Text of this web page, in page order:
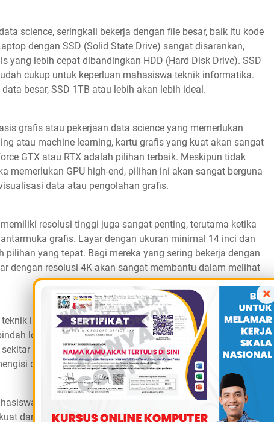
science, seringkali bekerja dengan file besar, baik itu kode
dengan SSD (Solid State Drive) sangat disarankan,
yang lebih cepat dibandingkan HDD (Hard Disk Drive). SSD
cukup untuk keperluan mahasiswa teknik informatika.
besar, SSD 1TB atau lebih akan lebih ideal.
grafis atau pekerjaan data science yang memerlukan
atau machine learning, kartu grafis yang kuat akan sangat
GTX atau RTX adalah pilihan terbaik. Meskipun tidak
memerlukan GPU high-end, pilihan ini akan sangat berguna
data atau pengolahan grafis.
resolusi tinggi juga sangat penting, terutama ketika
grafis. Layar dengan ukuran minimal 14 inci dan
pilihan yang tepat. Bagi mereka yang sering bekerja dengan
dengan resolusi 4K akan sangat membantu dalam melihat
informatika sebaiknya memiliki daya tahan baterai yang
lokasi, dari ruang kelas ke laboratorium atau tempat
8-10 jam sudah cukup baik untuk memastikan laptop
daya.
yang perlu membawa laptop kemana-mana. Desain
dan tahan lama, akan menjadi pilihan yang bijak. Laptop
×